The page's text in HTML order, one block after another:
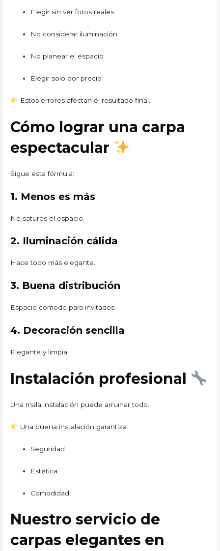
Elegir sin ver fotos reales
No considerar iluminación
No planear el espacio
Elegir solo por precio
Estos errores afectan el resultado final.
Cómo lograr una carpa
espectacular
Sigue esta fórmula:
1. Menos es más
No satures el espacio.
2. Iluminación cálida
Hace todo más elegante.
3. Buena distribución
Espacio cómodo para invitados.
4. Decoración sencilla
Elegante y limpia.
Instalación profesional
Una mala instalación puede arruinar todo.
Una buena instalación garantiza:
Seguridad
Estética
Comodidad
Nuestro servicio de
carpas elegantes en